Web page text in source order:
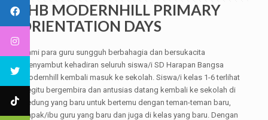
SHB MODERNHILL PRIMARY
ORIENTATION DAYS
Kami para guru sungguh berbahagia dan bersukacita
menyambut kehadiran seluruh siswa/i SD Harapan Bangsa
Modernhill kembali masuk ke sekolah. Siswa/i kelas 1-6 terlihat
begitu bergembira dan antusias datang kembali ke sekolah di
gedung yang baru untuk bertemu dengan teman-teman baru,
bapak/ibu guru yang baru dan juga di kelas yang baru. Dengan